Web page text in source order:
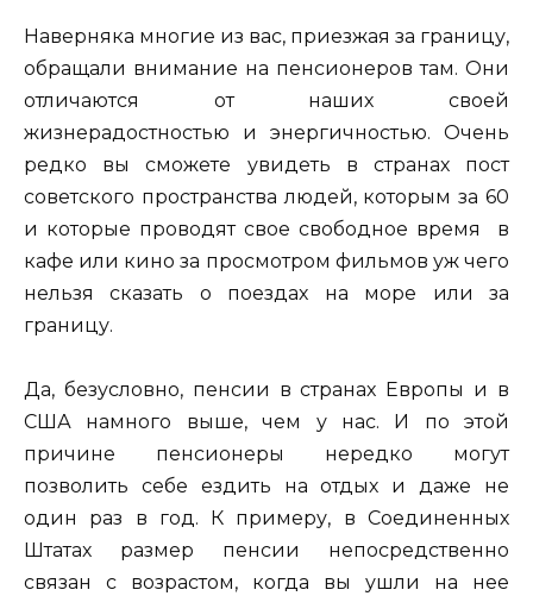
Наверняка многие из вас, приезжая за границу,
обращали внимание на пенсионеров там. Они
отличаются от наших своей
жизнерадостностью и энергичностью. Очень
редко вы сможете увидеть в странах пост
советского пространства людей, которым за 60
и которые проводят свое свободное время в
кафе или кино за просмотром фильмов уж чего
нельзя сказать о поездах на море или за
границу.
Да, безусловно, пенсии в странах Европы и в
США намного выше, чем у нас. И по этой
причине пенсионеры нередко могут
позволить себе ездить на отдых и даже не
один раз в год. К примеру, в Соединенных
Штатах размер пенсии непосредственно
связан с возрастом, когда вы ушли на нее